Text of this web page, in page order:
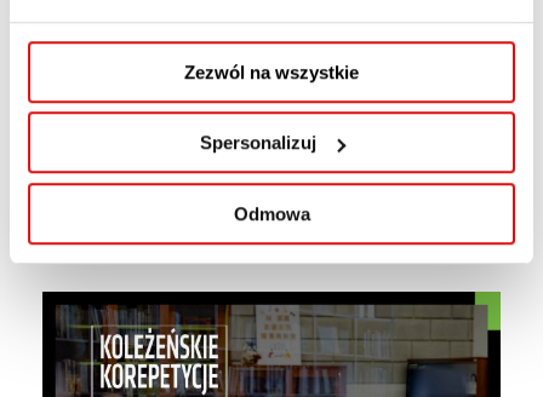
Zezwól na wszystkie
Spersonalizuj
Odmowa
AKTUALNOŚCI WSPA, WARSZTATY, WYKŁADOWCA